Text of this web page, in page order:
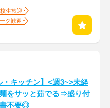
生歓迎
ク歓迎
・キッチン】<週3~>未経
をサッと茹でる⇒盛り付
不要◎